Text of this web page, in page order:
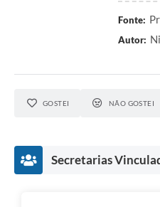
Fonte:
Autor:
GOSTEI NÃO GOSTEI
Secretarias